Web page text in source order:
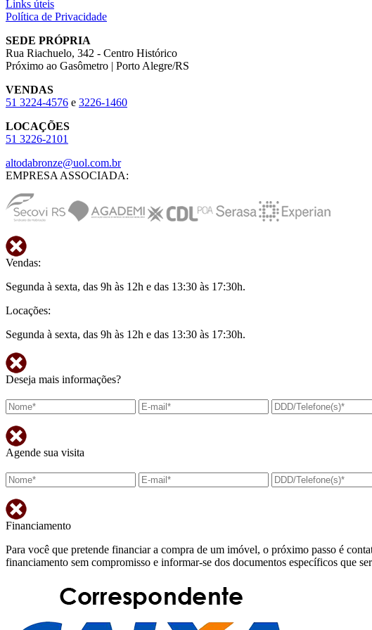
Links úteis
Política de Privacidade
SEDE PRÓPRIA
Rua Riachuelo, 342 - Centro Histórico
Próximo ao Gasômetro | Porto Alegre/RS
VENDAS
51 3224-4576 e 3226-1460
LOCAÇÕES
51 3226-2101
altodabronze@uol.com.br
EMPRESA ASSOCIADA:
Vendas:
Segunda à sexta, das 9h às 12h e das 13:30 às 17:30h.
Locações:
Segunda à sexta, das 9h às 12h e das 13:30 às 17:30h.
Deseja mais informações?
Agende sua visita
Financiamento
Para você que pretende financiar a compra de um imóvel, o próximo passo é
financiamento sem compromisso e informar-se dos documentos específicos que